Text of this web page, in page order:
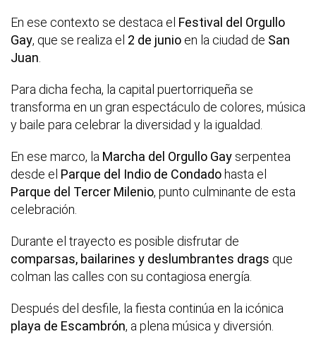
En ese contexto se destaca el Festival del Orgullo
Gay, que se realiza el 2 de junio en la ciudad de San
Juan
Para dicha fecha, la capital puertorriqueña se
transforma en un gran espectáculo de colores, música
y baile para celebrar la diversidad y la igualdad.
En ese marco, la Marcha del Orgullo Gay serpentea
desde el Parque del Indio de Condadohasta el
Parque del Tercer Milenio, punto culminante de esta
celebración.
Durante el trayecto es posible disfrutar de
comparsas, bailarines y deslumbrantes drags que
colman las calles con su contagiosa energía.
Después del desfile, la fiesta continúa en la icónica
playa de Escambrón, a plena música y diversión.